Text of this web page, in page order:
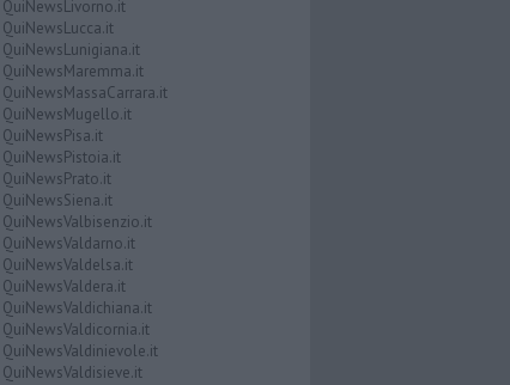
QuiNewsLivorno.it
QuiNewsLucca.it
QuiNewsLunigiana.it
QuiNewsMaremma.it
QuiNewsMassaCarrara.it
QuiNewsMugello.it
QuiNewsPisa.it
QuiNewsPistoia.it
QuiNewsPrato.it
QuiNewsSiena.it
QuiNewsValbisenzio.it
QuiNewsValdarno.it
QuiNewsValdelsa.it
QuiNewsValdera.it
QuiNewsValdichiana.it
QuiNewsValdicornia.it
QuiNewsValdinievole.it
QuiNewsValdisieve.it